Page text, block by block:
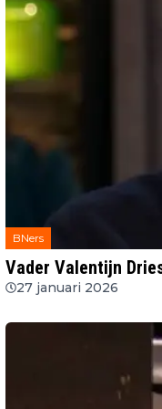
BNers
Vader Valentijn
27 januari 2026